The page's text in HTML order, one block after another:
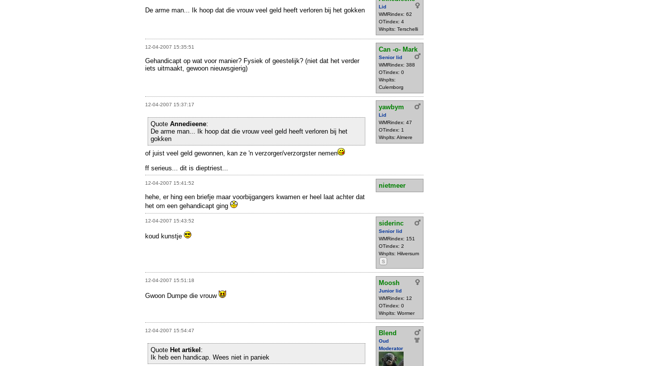
Lid
WMRindex: 62
OTindex: 4
Wnplts: Terschelli
De arme man... Ik hoop dat die vrouw veel geld heeft verloren bij het gokken
12-04-2007 15:35:51 Can -o- Mark
Senior lid
WMRindex: 388
OTindex: 0
Wnplts:
Culemborg
Gehandicapt op wat voor manier? Fysiek of geestelijk? (niet dat het verder
iets uitmaakt, gewoon nieuwsgierig)
12-04-2007 15:37:17 yawbym
Lid
WMRindex: 47
OTindex: 1
Wnplts: Almere
Quote Annedieene:
De arme man... Ik hoop dat die vrouw veel geld heeft verloren bij het
gokken
of juist veel geld gewonnen, kan ze 'n verzorger/verzorgster nemen
ff serieus... dit is dieptriest...
12-04-2007 15:41:52
nietmeer
hehe, er hing een briefje maar voorbijgangers kwamen er heel laat achter dat
het om een gehandicapt ging
12-04-2007 15:43:52 siderinc
Senior lid
WMRindex: 151
OTindex: 2
Wnplts: Hilversum
S
koud kunstje
12-04-2007 15:51:18 Moosh
Junior lid
WMRindex: 12
OTindex: 0
Wnplts: Wormer
Gwoon Dumpe die vrouw
12-04-2007 15:54:47 Blend
Oud
Moderator
Quote Het artikel :
Ik heb een handicap. Wees niet in paniek